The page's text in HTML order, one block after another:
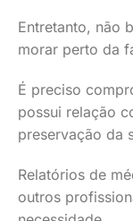
Entretanto, não
morar perto da
É preciso
possui relação
preservação da
Relatórios de
outros